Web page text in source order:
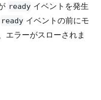
ready イベントを発生
ready イベントの前にモ
エラーがスローされま